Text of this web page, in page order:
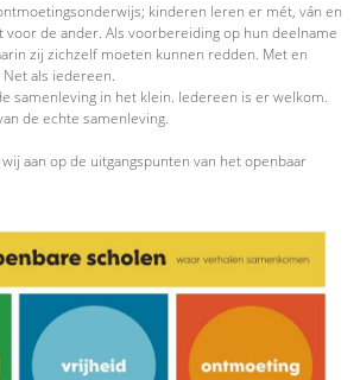
kinderen leren er mét, ván en
voor de ander. Als voorbereiding op hun deelname
zij zichzelf moeten kunnen redden. Met en
als iedereen.
samenleving in het klein. Iedereen is er welkom.
de echte samenleving.
aan op de uitgangspunten van het openbaar